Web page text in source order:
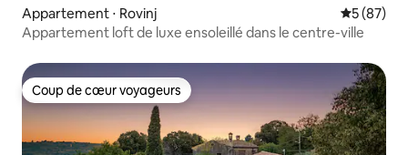
Appartement ⋅ Rovinj
5 (87)
Appartement loft de luxe ensoleillé dans le centre-ville
Coup de cœur voyageurs
Coup de cœur voyageurs